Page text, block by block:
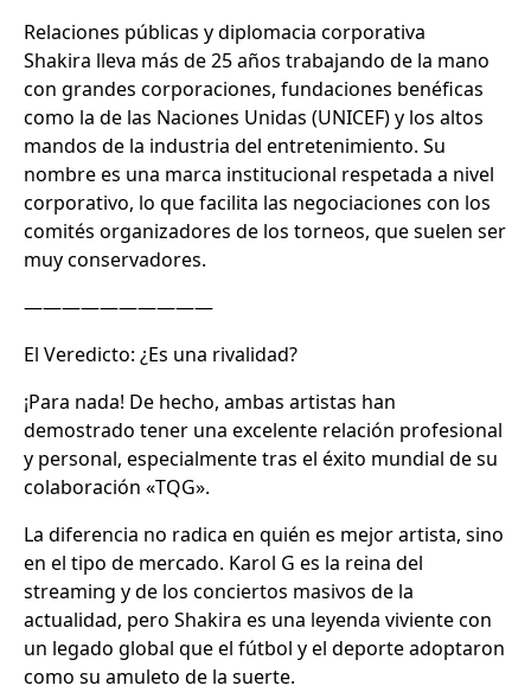
Relaciones públicas y diplomacia corporativa
Shakira lleva más de 25 años trabajando de la mano
con grandes corporaciones, fundaciones benéficas
como la de las Naciones Unidas (UNICEF) y los altos
mandos de la industria del entretenimiento. Su
nombre es una marca institucional respetada a nivel
corporativo, lo que facilita las negociaciones con los
comités organizadores de los torneos, que suelen ser
muy conservadores.
——————————
El Veredicto: ¿Es una rivalidad?
¡Para nada! De hecho, ambas artistas han
demostrado tener una excelente relación profesional
y personal, especialmente tras el éxito mundial de su
colaboración «TQG».
La diferencia no radica en quién es mejor artista, sino
en el tipo de mercado. Karol G es la reina del
streaming y de los conciertos masivos de la
actualidad, pero Shakira es una leyenda viviente con
un legado global que el fútbol y el deporte adoptaron
como su amuleto de la suerte.